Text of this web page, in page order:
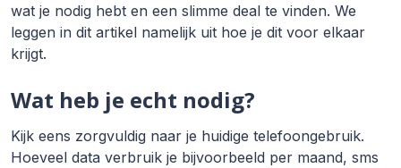
wat je nodig hebt en een slimme deal te vinden. We
leggen in dit artikel namelijk uit hoe je dit voor elkaar
krijgt.
Wat heb je echt nodig?
Kijk eens zorgvuldig naar je huidige telefoongebruik.
Hoeveel data verbruik je bijvoorbeeld per maand, sms